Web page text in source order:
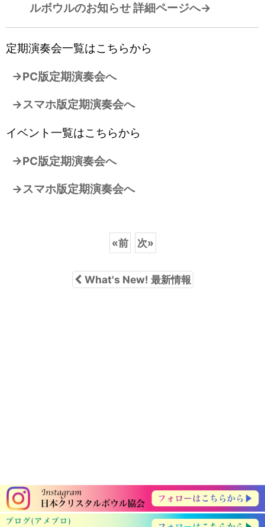
ルボウルのお知らせ 詳細ページへ→
定期演奏会一覧はこちらから
→PC版定期演奏会へ
→スマホ版定期演奏会へ
イベント一覧はこちらから
→PC版定期演奏会へ
→スマホ版定期演奏会へ
«前 次»
What's New! 最新情報